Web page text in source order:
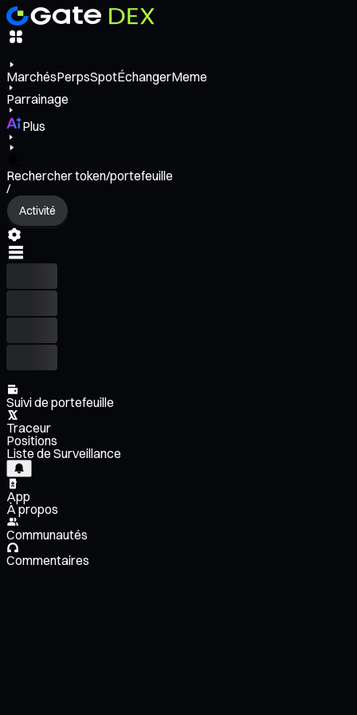
MarchésPerpsSpotÉchangerMeme
Parrainage
Plus
Rechercher token/portefeuille
/
Activité
Suivi de portefeuille
Traceur
Positions
Liste de Surveillance
App
À propos
Communautés
Commentaires